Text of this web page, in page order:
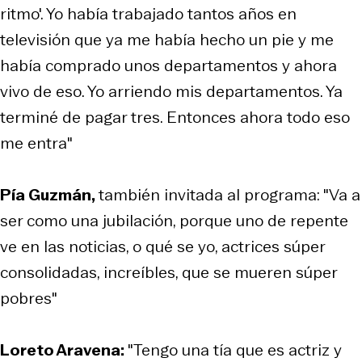
ritmo'. Yo había trabajado tantos años en
televisión que ya me había hecho un pie y me
había comprado unos departamentos y ahora
vivo de eso. Yo arriendo mis departamentos. Ya
terminé de pagar tres. Entonces ahora todo eso
me entra"
Pía Guzmán,también invitada al programa: "Va a
ser como una jubilación, porque uno de repente
ve en las noticias, o qué se yo, actrices súper
consolidadas, increíbles, que se mueren súper
pobres"
Loreto Aravena:"Tengo una tía que es actriz y